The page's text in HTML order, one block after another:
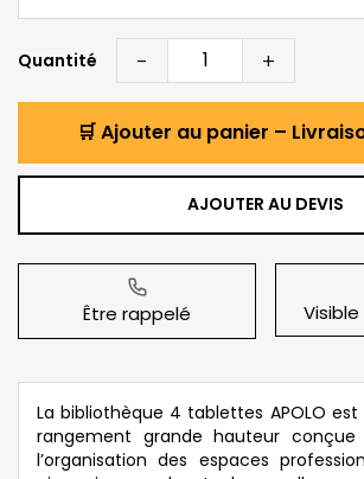
Quantité - +
🛒 Ajouter au panier –
AJOUTER AU DEVIS
Être rappelé
La bibliothèque 4 tablettes APOLO
rangement grande hauteur conçue
l’organisation des espaces